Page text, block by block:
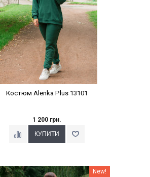
Костюм Alenka Plus 13101
1 200 грн.
Наклейки Варіант з % New!